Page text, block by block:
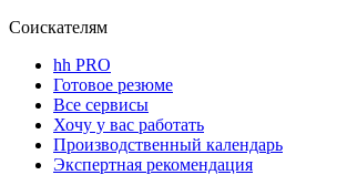
Соискателям
hh PRO
Готовое резюме
Все сервисы
Хочу у вас работать
Производственный календарь
Экспертная рекомендация